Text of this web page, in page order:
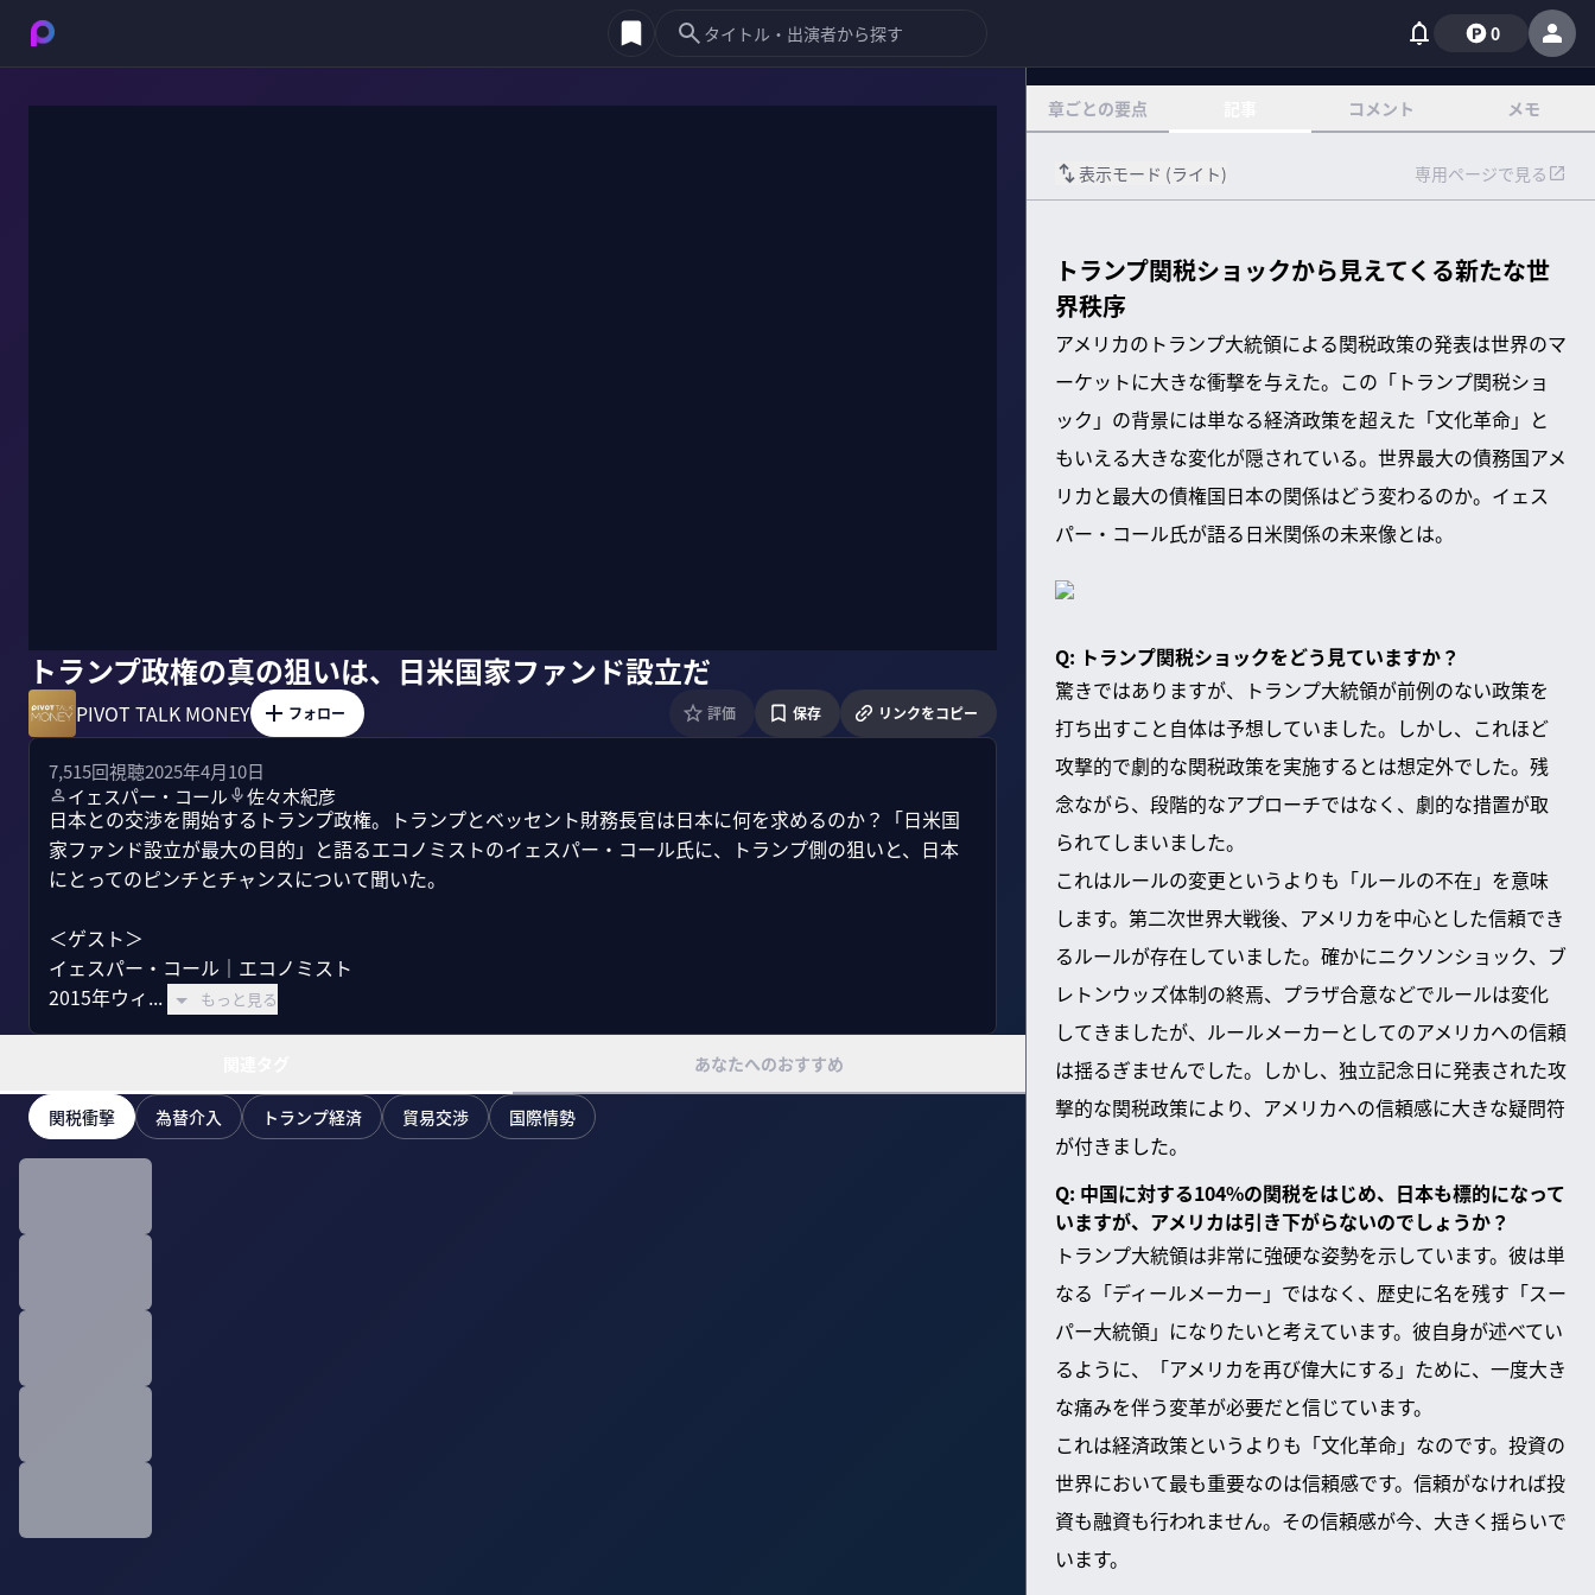
0
トランプ政権の真の狙いは、日米国家ファンド設立だ
PIVOT TALK MONEY フォロー 評価 保存 リンクをコピー
7,515回視聴2025年4月10日
イェスパー・コール
佐々木紀彦
日本との交渉を開始するトランプ政権。トランプとベッセント財務長官は日本に何を求めるのか？「日米国
家ファンド設立が最大の目的」と語るエコノミストのイェスパー・コール氏に、トランプ側の狙いと、日本
にとってのピンチとチャンスについて聞いた。
＜ゲスト＞
イェスパー・コール｜エコノミスト
2015年ウィ...
もっと見る
あなたへのおすすめ
関税衝撃 為替介入 トランプ経済 貿易交渉 国際情勢
章ごとの要点 コメント メモ
表示モード (ライト) 専用ページで見る
トランプ関税ショックから見えてくる新たな世
界秩序
アメリカのトランプ大統領による関税政策の発表は世界のマ
ーケットに大きな衝撃を与えた。この「トランプ関税ショ
ック」の背景には単なる経済政策を超えた「文化革命」と
もいえる大きな変化が隠されている。世界最大の債務国アメ
リカと最大の債権国日本の関係はどう変わるのか。イェス
パー・コール氏が語る日米関係の未来像とは。
Q: トランプ関税ショックをどう見ていますか？
驚きではありますが、トランプ大統領が前例のない政策を
打ち出すこと自体は予想していました。しかし、これほど
攻撃的で劇的な関税政策を実施するとは想定外でした。残
念ながら、段階的なアプローチではなく、劇的な措置が取
られてしまいました。
これはルールの変更というよりも「ルールの不在」を意味
します。第二次世界大戦後、アメリカを中心とした信頼でき
るルールが存在していました。確かにニクソンショック、ブ
レトンウッズ体制の終焉、プラザ合意などでルールは変化
してきましたが、ルールメーカーとしてのアメリカへの信頼
は揺るぎませんでした。しかし、独立記念日に発表された攻
撃的な関税政策により、アメリカへの信頼感に大きな疑問符
が付きました。
Q: 中国に対する104%の関税をはじめ、日本も標的になって
いますが、アメリカは引き下がらないのでしょうか？
トランプ大統領は非常に強硬な姿勢を示しています。彼は単
なる「ディールメーカー」ではなく、歴史に名を残す「スー
パー大統領」になりたいと考えています。彼自身が述べてい
るように、「アメリカを再び偉大にする」ために、一度大き
な痛みを伴う変革が必要だと信じています。
これは経済政策というよりも「文化革命」なのです。投資の
世界において最も重要なのは信頼感です。信頼がなければ投
資も融資も行われません。その信頼感が今、大きく揺らいで
います。